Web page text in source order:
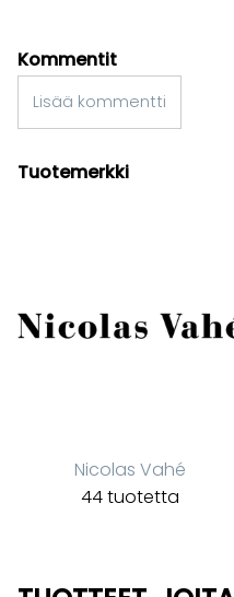
Kommentit
Lisää kommentti
Tuotemerkki
Nicolas Vahé
44 tuotetta